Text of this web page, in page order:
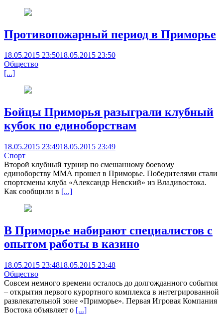
Противопожарный период в Приморье
18.05.2015 23:5018.05.2015 23:50
Общество
[...]
Бойцы Приморья разыграли клубный
кубок по единоборствам
18.05.2015 23:4918.05.2015 23:49
Спорт
Второй клубный турнир по смешанному боевому
единоборству ММА прошел в Приморье. Победителями стали
спортсмены клуба «Александр Невский» из Владивостока.
Как сообщили в [...]
В Приморье набирают специалистов с
опытом работы в казино
18.05.2015 23:4818.05.2015 23:48
Общество
Совсем немного времени осталось до долгожданного события
– открытия первого курортного комплекса в интегрированной
развлекательной зоне «Приморье». Первая Игровая Компания
Востока объявляет о [...]